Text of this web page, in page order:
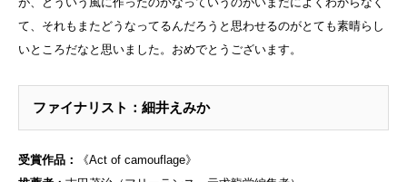
て、それもまたどうなってるんだろうと思わせるのがとても素晴らし
いところだなと思いました。おめでとうございます。
ファイナリスト：細井えみか
受賞作品：
《Act of camouflage》